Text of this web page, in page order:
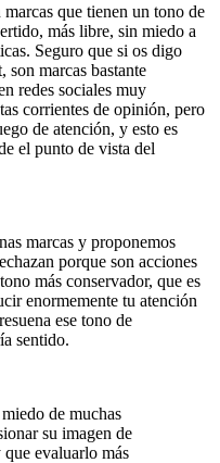
que tienen un tono de
más libre, sin miedo a
Seguro que si os digo
marcas bastante
redes sociales muy
corrientes de opinión, pero
de atención, y esto es
el punto de vista del
marcas y proponemos
porque son acciones
más conservador, que es
enormemente tu atención
ese tono de
sentido.
de muchas
su imagen de
evaluarlo más